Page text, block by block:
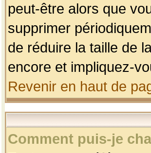
peut-être alors que
supprimer
de réduire la taille de
encore et impliquez-
Revenir en haut de
Comment puis-je